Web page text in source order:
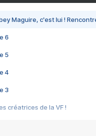
Maguire, c'est lui !
6
5
4
3
créatrices de la VF !